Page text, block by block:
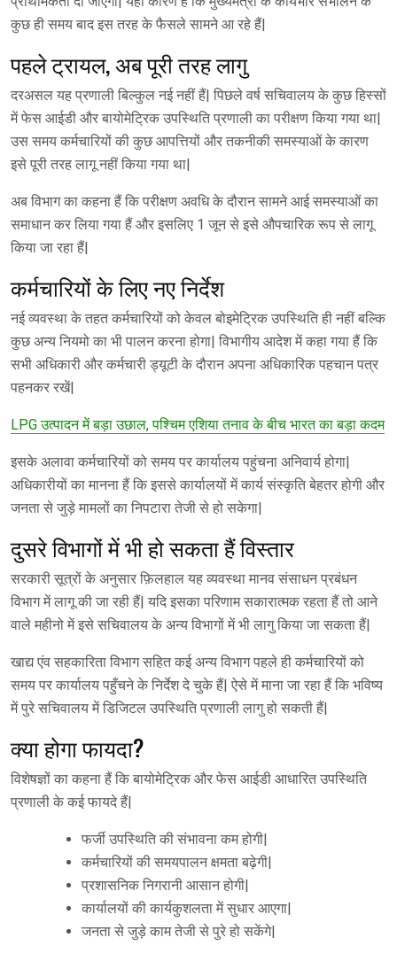
कुछ ही समय बाद इस तरह के फैसले सामने आ रहे हैं|
पहले ट्रायल, अब पूरी तरह लागु
दरअसल यह प्रणाली बिल्कुल नई नहीं हैं| पिछले वर्ष सचिवालय के कुछ हिस्सों
में फेस आईडी और बायोमेट्रिक उपस्थिति प्रणाली का परीक्षण किया गया था|
उस समय कर्मचारियों की कुछ आपत्तियों और तकनीकी समस्याओं के कारण
इसे पूरी तरह लागू नहीं किया गया था|
अब विभाग का कहना हैं कि परीक्षण अवधि के दौरान सामने आई समस्याओं का
समाधान कर लिया गया हैं और इसलिए 1 जून से इसे औपचारिक रूप से लागू
किया जा रहा हैं|
कर्मचारियों के लिए नए निर्देश
नई व्यवस्था के तहत कर्मचारियों को केवल बोइमेट्रिक उपस्थिति ही नहीं बल्कि
कुछ अन्य नियमो का भी पालन करना होगा| विभागीय आदेश में कहा गया हैं कि
सभी अधिकारी और कर्मचारी ड्यूटी के दौरान अपना अधिकारिक पहचान पत्र
पहनकर रखें|
LPG उत्पादन में बड़ा उछाल, पश्चिम एशिया तनाव के बीच भारत का बड़ा कदम
इसके अलावा कर्मचारियों को समय पर कार्यालय पहुंचना अनिवार्य होगा|
अधिकारीयों का मानना हैं कि इससे कार्यालयों में कार्य संस्कृति बेहतर होगी और
जनता से जुड़े मामलों का निपटारा तेजी से हो सकेगा|
दुसरे विभागों में भी हो सकता हैं विस्तार
सरकारी सूत्रों के अनुसार फ़िलहाल यह व्यवस्था मानव संसाधन प्रबंधन
विभाग में लागू की जा रही हैं| यदि इसका परिणाम सकारात्मक रहता हैं तो आने
वाले महीनो में इसे सचिवालय के अन्य विभागों में भी लागु किया जा सकता हैं|
खाद्य एंव सहकारिता विभाग सहित कई अन्य विभाग पहले ही कर्मचारियों को
समय पर कार्यालय पहुँचने के निर्देश दे चुके हैं| ऐसे में माना जा रहा हैं कि भविष्य
में पुरे सचिवालय में डिजिटल उपस्थिति प्रणाली लागु हो सकती हैं|
क्या होगा फायदा?
विशेषज्ञों का कहना हैं कि बायोमेट्रिक और फेस आईडी आधारित उपस्थिति
प्रणाली के कई फायदे हैं|
फर्जी उपस्थिति की संभावना कम होगी|
कर्मचारियों की समयपालन क्षमता बढ़ेगी|
प्रशासनिक निगरानी आसान होगी|
कार्यालयों की कार्यकुशलता में सुधार आएगा|
जनता से जुड़े काम तेजी से पुरे हो सकेंगे|